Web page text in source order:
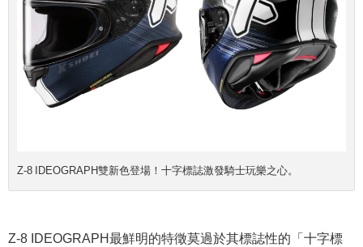
Z-8 IDEOGRAPH雙新色登場！十字標誌激發騎士玩樂之心。
Z-8 IDEOGRAPH最鮮明的特徵莫過於其標誌性的「十字標